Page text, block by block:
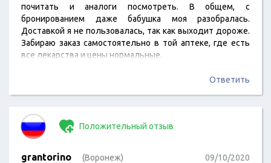
почитать и аналоги посмотреть. В общем, с
бронированием даже бабушка моя разобралась.
Доставкой я не пользовалась, так как выходит дороже.
Забираю заказ самостоятельно в той аптеке, где есть
все лекарства и цены нормальные.
Ответить
Положительный отзыв
grantorino (Воронеж) 09/10/2020